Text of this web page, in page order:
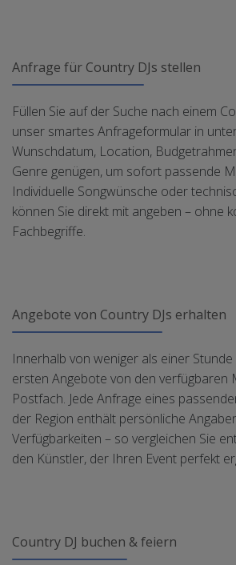
Anfrage für Country DJs stellen
Füllen Sie auf der Suche nach einem
unser smartes Anfrageformular in
Wunschdatum, Location,
Genre genügen, um sofort passende
Individuelle Songwünsche oder
können Sie direkt mit angeben – ohne
Fachbegriffe.
Angebote von Country DJs erhalten
Innerhalb von weniger als einer
ersten Angebote von den verfügbaren
Postfach. Jede Anfrage eines
der Region enthält persönliche
Verfügbarkeiten – so vergleichen Sie
den Künstler, der Ihren Event perfekt
Country DJ buchen & feiern